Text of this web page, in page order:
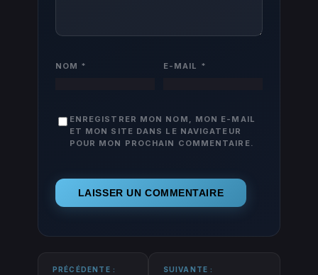
NOM * E-MAIL *
ENREGISTRER MON NOM, MON E-MAIL
ET MON SITE DANS LE NAVIGATEUR
POUR MON PROCHAIN COMMENTAIRE.
PRÉCÉDENTE : SUIVANTE :